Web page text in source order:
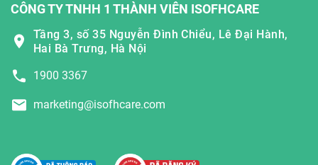
CÔNG TY TNHH 1 THÀNH VIÊN ISOFHCARE
Tầng 3, số 35 Nguyễn Đình Chiểu, Lê Đại Hành,
Hai Bà Trưng, Hà Nội
1900 3367
marketing@isofhcare.com